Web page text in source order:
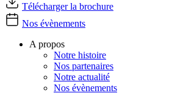
Télécharger la brochure
Nos évènements
A propos
Notre histoire
Nos partenaires
Notre actualité
Nos évènements